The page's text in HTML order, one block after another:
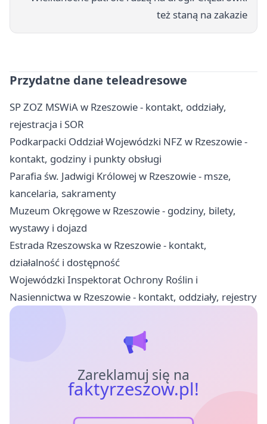
też staną na zakazie
Przydatne dane teleadresowe
SP ZOZ MSWiA w Rzeszowie - kontakt, oddziały,
rejestracja i SOR
Podkarpacki Oddział Wojewódzki NFZ w Rzeszowie -
kontakt, godziny i punkty obsługi
Parafia św. Jadwigi Królowej w Rzeszowie - msze,
kancelaria, sakramenty
Muzeum Okręgowe w Rzeszowie - godziny, bilety,
wystawy i dojazd
Estrada Rzeszowska w Rzeszowie - kontakt,
działalność i dostępność
Wojewódzki Inspektorat Ochrony Roślin i
Nasiennictwa w Rzeszowie - kontakt, oddziały, rejestry
Zareklamuj się na
faktyrzeszow.pl!